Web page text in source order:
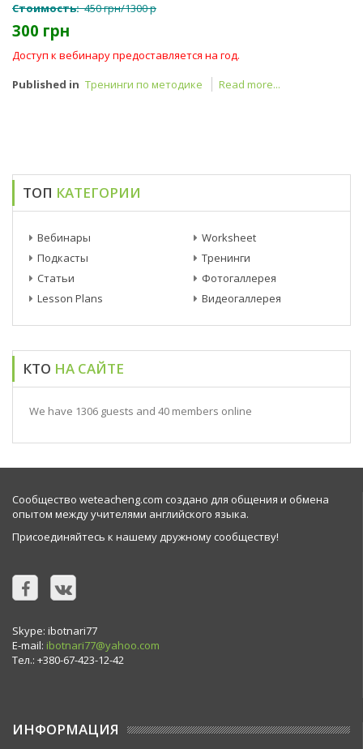
Стоимость:450 грн/1300 р
300 грн
Доступ к вебинару предоставляется на год.
Published in Тренинги по методике Read more...
ТОП КАТЕГОРИИ
Вебинары
Подкасты
Статьи
Lesson Plans
Worksheet
Тренинги
Фотогаллерея
Видеогаллерея
КТО НА САЙТЕ
We have 1306 guests and 40 members online
Сообщество weteacheng.com создано для общения и обмена
опытом между учителями английского языка.
Присоединяйтесь к нашему дружному сообществу!
Skype: ibotnari77
E-mail: ibotnari77@yahoo.com
Тел.: +380-67-423-12-42
ИНФОРМАЦИЯ